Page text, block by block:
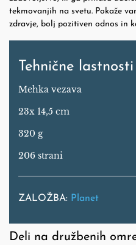
tekmovanjih na svetu. Pokaže
zdravje, bolj pozitiven odnos in
Tehnične lastnosti
Mehka vezava
23x 14,5 cm
320 g
206 strani
ZALOŽBA: Planet
Deli na družbenih